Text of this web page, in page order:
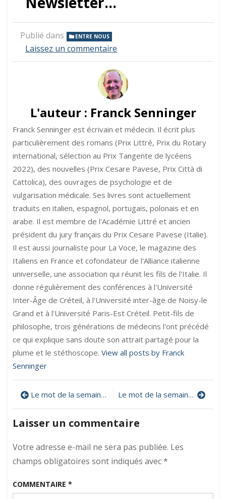
Publié dans ENTRE NOUS
Laissez un commentaire
mot
de
la
semaine
allitération
L'auteur : Franck Senninger
Franck Senninger est écrivain et médecin. Il écrit plus
particulièrement des romans (Prix Littré, Prix du Rotary
international, sélection au Prix Tangente de lycéens
2022), des nouvelles (Prix Cesare Pavese, Prix Città di
Cattolica), des ouvrages de psychologie et de
vulgarisation médicale. Ses livres sont actuellement
traduits en italien, espagnol, portugais, polonais et en
arabe. Il est membre de l'Académie Littré et ancien
président du jury français du Prix Cesare Pavese (Italie).
Il est aussi journaliste pour La Voce, le magazine des
Italiens en France et cofondateur de l'Alliance italienne
universelle, une association qui réunit les fils de l'Italie. Il
donne régulièrement des conférences à l'Université
Inter-Âge de Créteil, à l'Université inter-âge de Noisy-le
Grand et à l'Université Paris-Est Créteil. Petit-fils de
philosophe, trois générations de médecins l'ont précédé
ce qui explique sans doute son attrait partagé pour la
plume et le stéthoscope. View all posts by Franck
Senninger
Navigation
de
l’article
Le mot de la semaine : zeugma Le mot de la semaine : circonlocution
Laisser un commentaire
Votre adresse e-mail ne sera pas publiée. Les
champs obligatoires sont indiqués avec*
COMMENTAIRE *